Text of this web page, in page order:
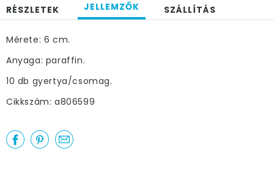
RÉSZLETEK JELLEMZŐK SZÁLLÍTÁS
Mérete: 6 cm.
Anyaga: paraffin.
10 db gyertya/csomag.
Cikkszám: a806599